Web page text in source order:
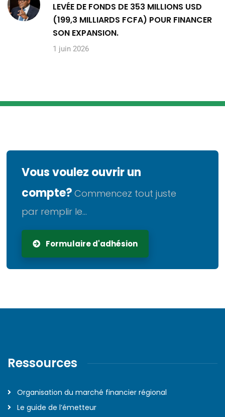
LEVÉE DE FONDS DE 353 MILLIONS USD
(199,3 MILLIARDS FCFA) POUR FINANCER
SON EXPANSION.
1 juin 2026
Vous voulez ouvrir un
compte? Commencez tout juste
par remplir le...
Formulaire d'adhésion
Ressources
Organisation du marché financier régional
Le guide de l’émetteur